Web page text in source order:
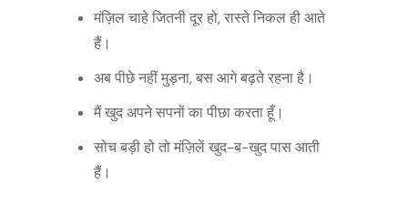
मंज़िल चाहे जितनी दूर हो, रास्ते निकल ही आते
हैं।
अब पीछे नहीं मुड़ना, बस आगे बढ़ते रहना है।
मैं खुद अपने सपनों का पीछा करता हूँ।
सोच बड़ी हो तो मंज़िलें खुद-ब-खुद पास आती
हैं।